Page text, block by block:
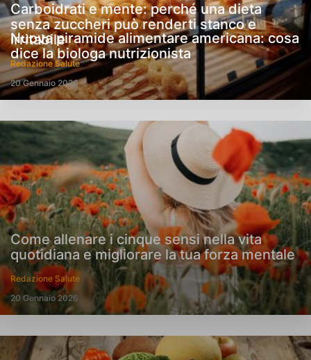
Carboidrati e mente: perché una dieta
senza zuccheri può renderti stanco e
irritabile
Redazione Salute
20 Gennaio 2026
Come allenare i cinque sensi nella vita
quotidiana e migliorare la tua forza mentale
Redazione Salute
20 Gennaio 2026
Nuova piramide alimentare americana: cosa
dice la biologa nutrizionista